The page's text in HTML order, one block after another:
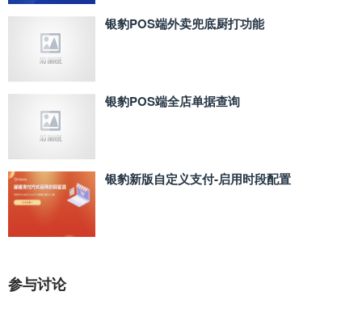
银豹POS端外卖兜底厨打功能
银豹POS端全店单据查询
银豹新版自定义支付‑启用时段配置
参与讨论